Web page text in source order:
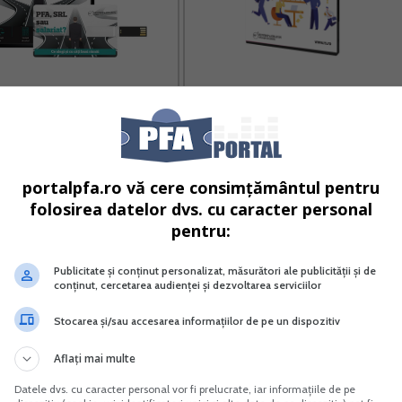
sau salariat Ce alegi si cu cati
Suspendare activitate SRL si PFA
Vreau acest produs →
de institutiile publice pentru trimestrele I-III ale
la Ministerul Finantelor si la unitatile subordonate, se
Fiscala nr. 551/2021 privind modificarea
Fiscala nr. 1.612/2018 pentru aprobarea
portalpfa.ro vă cere consimțământul pentru
folosirea datelor dvs. cu caracter personal
pentru:
Publicitate și conținut personalizat, măsurători ale publicității și de
conținut, cercetarea audienței și dezvoltarea serviciilor
Stocarea și/sau accesarea informațiilor de pe un dispozitiv
Aflați mai multe
Datele dvs. cu caracter personal vor fi prelucrate, iar informațiile de pe